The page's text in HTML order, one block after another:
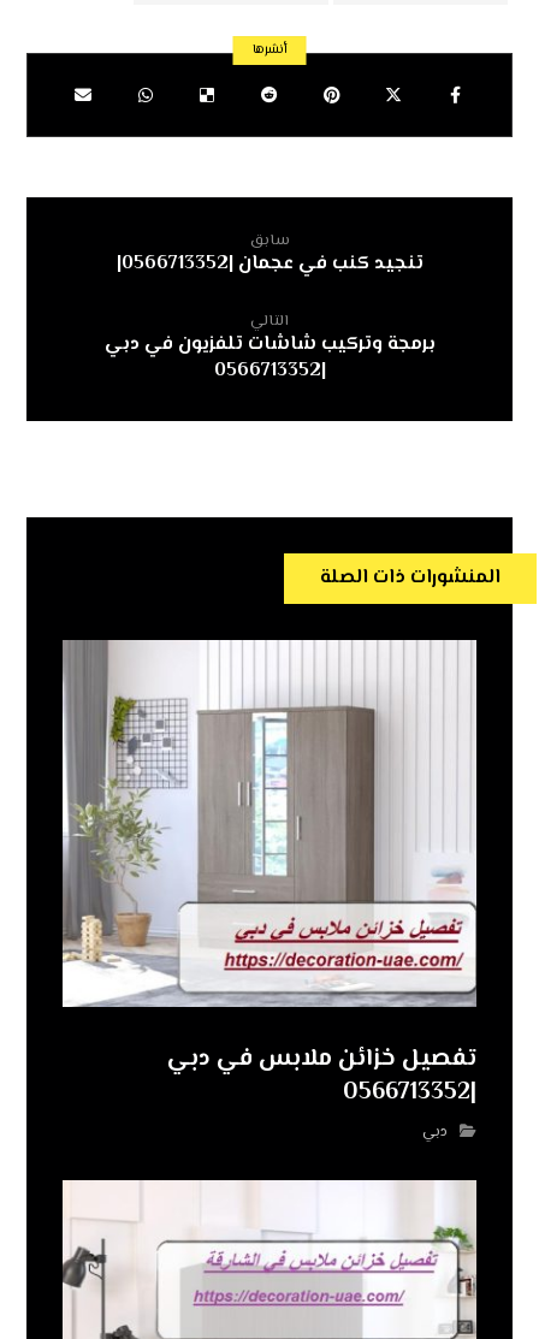
سابق
تنجيد كنب في عجمان |0566713352|
التالي
برمجة وتركيب شاشات تلفزيون في دبي
|0566713352
المنشورات ذات الصلة
تفصيل خزائن ملابس في دبي
|0566713352
دبي